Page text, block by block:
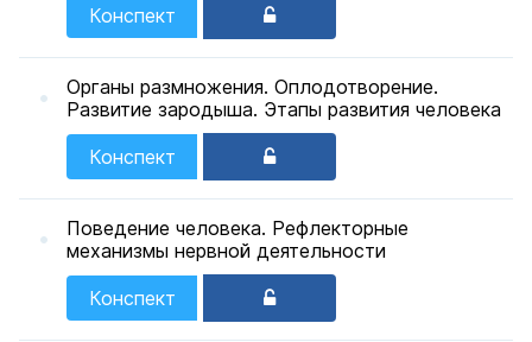
Конспект
Органы размножения. Оплодотворение.
Развитие зародыша. Этапы развития человека
Конспект
Поведение человека. Рефлекторные
механизмы нервной деятельности
Конспект